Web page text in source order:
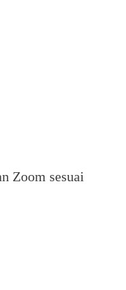
Zoom sesuai